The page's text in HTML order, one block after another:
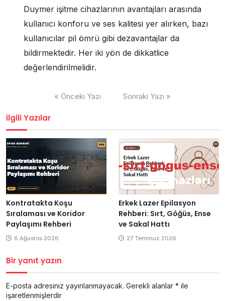
Duymer işitme cihazlarının avantajları arasında
kullanıcı konforu ve ses kalitesi yer alırken, bazı
kullanıcılar pil ömrü gibi dezavantajlar da
bildirmektedir. Her iki yön de dikkatlice
değerlendirilmelidir.
« Önceki Yazı Sonraki Yazı »
İlgili Yazılar
Kontratakta Koşu
Sıralaması ve Koridor
Paylaşımı Rehberi
6 Ağustos 2026
Erkek Lazer Epilasyon
Rehberi: Sırt, Göğüs, Ense
ve Sakal Hattı
27 Temmuz 2026
Bir yanıt yazın
E-posta adresiniz yayınlanmayacak. Gerekli alanlar * ile
işaretlenmişlerdir